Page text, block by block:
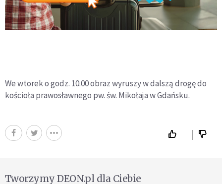
We wtorek o godz. 10.00 obraz wyruszy w dalszą drogę do
kościoła prawosławnego pw. św. Mikołaja w Gdańsku.
Tworzymy DEON.pl dla Ciebie